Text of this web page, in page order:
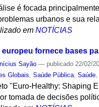
é focada
urbanos e sua
em NOTÍCIAS
europeu fornece bases
Sayão — publicado 22/02/
Globais ,Saúde Pública ,Saúde
"Euro-Healthy: Shaping
tomada de decisões